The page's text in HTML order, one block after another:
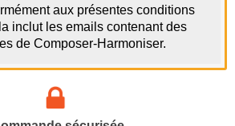
aux présentes conditions
inclut les emails contenant des
de Composer-Harmoniser.